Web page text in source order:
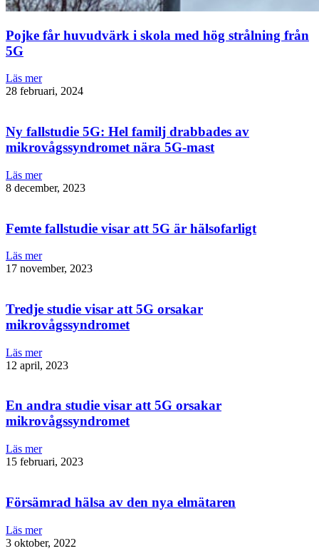
Pojke får huvudvärk i skola med hög strålning från
5G
Läs mer
28 februari, 2024
Ny fallstudie 5G: Hel familj drabbades av
mikrovågssyndromet nära 5G-mast
Läs mer
8 december, 2023
Femte fallstudie visar att 5G är hälsofarligt
Läs mer
17 november, 2023
Tredje studie visar att 5G orsakar
mikrovågssyndromet
Läs mer
12 april, 2023
En andra studie visar att 5G orsakar
mikrovågssyndromet
Läs mer
15 februari, 2023
Försämrad hälsa av den nya elmätaren
Läs mer
3 oktober, 2022